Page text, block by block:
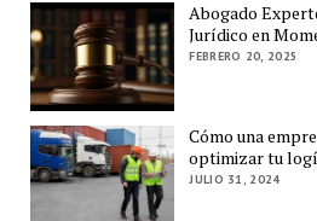
Abogado
Jurídico en
FEBRERO 20, 2025
Cómo una
optimizar tu
JULIO 31, 2024